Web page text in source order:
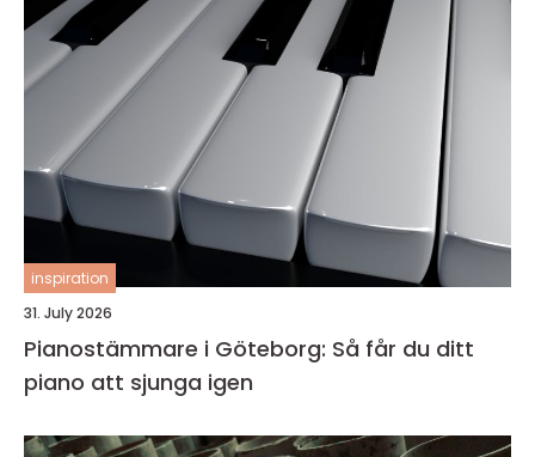
inspiration
31. July 2026
Pianostämmare i Göteborg: Så får du ditt
piano att sjunga igen